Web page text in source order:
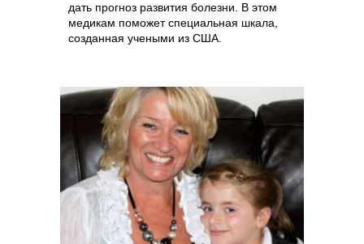
дать прогноз развития болезни. В этом
медикам поможет специальная шкала,
созданная учеными из США.